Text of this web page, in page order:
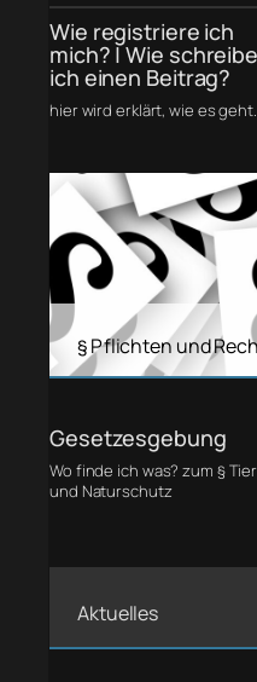
Wie registriere ich
mich? | Wie schreibe
ich einen Beitrag?
hier wird erklärt, wie es geht.
§ Pflichten und
Gesetzesgebung
Wo finde ich was? zum §
und Naturschutz
Aktuelles